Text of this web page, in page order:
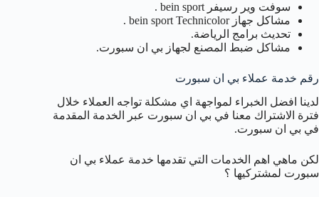
سوفت وير رسيفر bein sport .
مشاكل جهاز bein sport Technicolor .
تحديث برامج الرياضة.
مشاكل ضبط المصنع لجهاز بي ان سبورت.
رقم خدمة عملاء بي ان سبورت
لدينا افضل الخبراء لمواجهة اي مشكلة تواجه العملاء خلال
فترة الاشتراك معنا في بي ان سبورت عبر الخدمة المقدمة
في بي ان سبورت.
لكن ماهي اهم الخدمات التي تقدمها خدمة عملاء بي ان
سبورت لمشتركيها ؟